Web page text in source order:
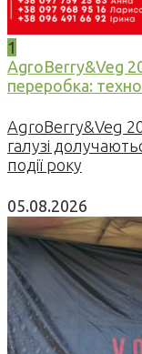
1
AgroBerry&Veg
переробка:
AgroBerry&Veg
галузі
події року
05.08.2026